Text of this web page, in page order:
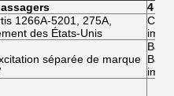
4
1266A-5201, 275A,
des États-Unis
séparée de marque